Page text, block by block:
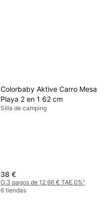
Colorbaby Aktive Carro Mesa
Playa 2 en 1 62 cm
Silla de camping
38 €
O 3 pagos de 12,66 € TAE 0%¹
6 tiendas